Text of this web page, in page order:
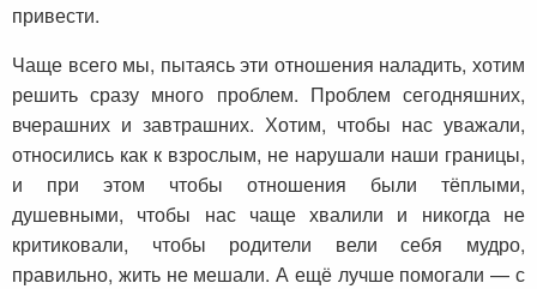
привести.
Чаще всего мы, пытаясь эти отношения наладить, хотим
решить сразу много проблем. Проблем сегодняшних,
вчерашних и завтрашних. Хотим, чтобы нас уважали,
относились как к взрослым, не нарушали наши границы,
и при этом чтобы отношения были тёплыми,
душевными, чтобы нас чаще хвалили и никогда не
критиковали, чтобы родители вели себя мудро,
правильно, жить не мешали. А ещё лучше помогали — с